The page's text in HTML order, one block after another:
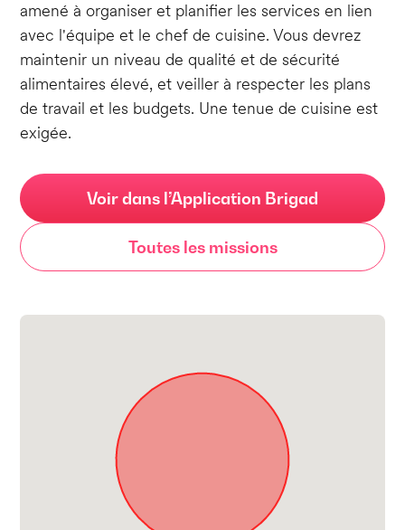
amené à organiser et planifier les services en lien
avec l'équipe et le chef de cuisine. Vous devrez
maintenir un niveau de qualité et de sécurité
alimentaires élevé, et veiller à respecter les plans
de travail et les budgets. Une tenue de cuisine est
exigée.
Voir dans l’Application Brigad
Toutes les missions